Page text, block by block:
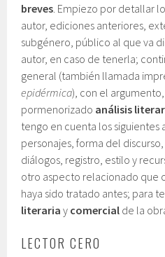
breves . Empiezo por detallar
autor, ediciones anteriores,
subgénero, público al que va
autor, en caso de tenerla;
general (también llamada
epidérmica), con el
pormenorizado análisis
tengo en cuenta los siguientes
personajes, forma del
diálogos, registro, estilo y
otro aspecto relacionado que
haya sido tratado antes; para
literaria y comercial de la
LECTOR CERO